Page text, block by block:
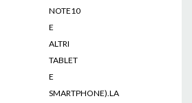
NOTE10
E
ALTRI
TABLET
E
SMARTPHONE).LA